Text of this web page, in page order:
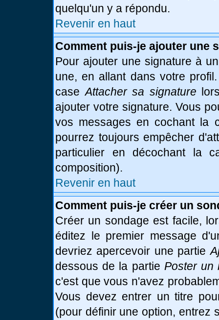
quelqu'un y a répondu.
Revenir en haut
Comment puis-je ajouter une
Pour ajouter une signature à
une, en allant dans votre
caseAttacher sa signature
ajouter votre signature. Vous
vos messages en cochant la
pourrez toujours empêcher
particulier en décochant la
composition).
Revenir en haut
Comment puis-je créer un
Créer un sondage est facile,
éditez le premier message
devriez apercevoir une partie
dessous de la partie Poster un
c'est que vous n'avez
Vous devez entrer un titre
(pour définir une option, entrez